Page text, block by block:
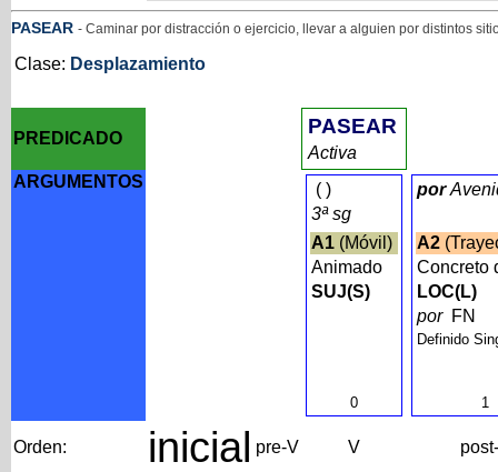
PASEAR - Caminar por distracción o ejercicio, llevar a alguien por distintos
Clase: Desplazamiento
PREDICADO
PASEAR
Activa
ARGUMENTOS
()
3ª sg
A1(Móvil)
Animado
SUJ(S)
0
por
A2
Concreto
LOC(L)
por FN
Definido
1
Orden: inicial pre-V V